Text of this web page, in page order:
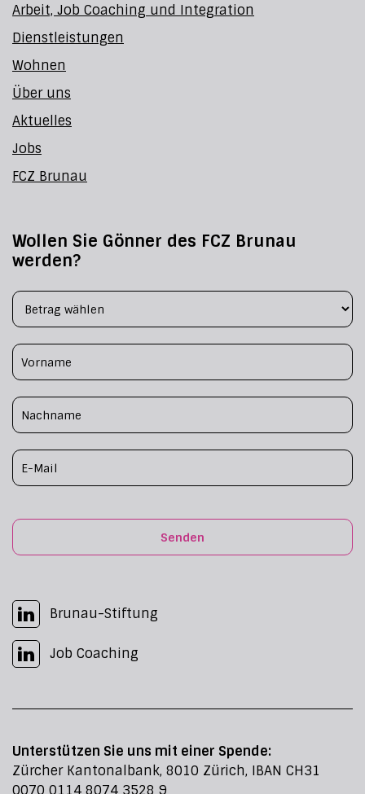
Arbeit, Job Coaching und Integration
Dienstleistungen
Wohnen
Über uns
Aktuelles
Jobs
FCZ Brunau
Wollen Sie Gönner des FCZ Brunau
werden?
Senden
Brunau-Stiftung
Job Coaching
Unterstützen Sie uns mit einer Spende:
Zürcher Kantonalbank, 8010 Zürich, IBAN CH31
0070 0114 8074 3528 9